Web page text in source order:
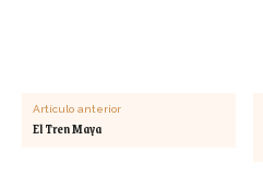
Artículo anterior
El Tren Maya